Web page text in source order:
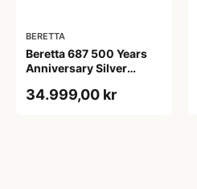
BERETTA
Beretta 687 500 Years
Anniversary Silver
34.999,00 kr